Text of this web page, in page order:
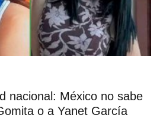
nacional: México no sabe
o a Yanet García